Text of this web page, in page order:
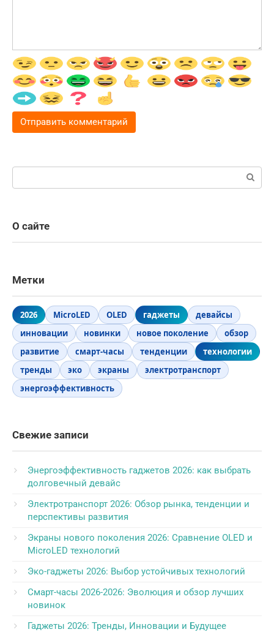
Поиск:
О сайте
Метки
2026 MicroLED OLED гаджеты
девайсы
инновации
новинки новое поколение
обзор
развитие
смарт-часы тенденции
технологии
тренды
эко экраны
электротранспорт
энергоэффективность
Свежие записи
Энергоэффективность гаджетов 2026: как выбрать
долговечный девайс
Электротранспорт 2026: Обзор рынка, тенденции и
перспективы развития
Экраны нового поколения 2026: Сравнение OLED и
MicroLED технологий
Эко-гаджеты 2026: Выбор устойчивых технологий
Смарт-часы 2026-2026: Эволюция и обзор лучших
новинок
Гаджеты 2026: Тренды, Инновации и Будущее